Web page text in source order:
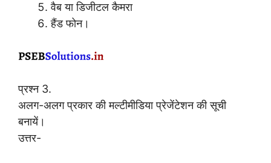
वैब या डिजीटल कैमरा
हैंड फोन।
प्रश्न 3.
अलग-अलग प्रकार की मल्टीमीडिया प्रेजेंटेशन की सूची
बनायें।
उत्तर-